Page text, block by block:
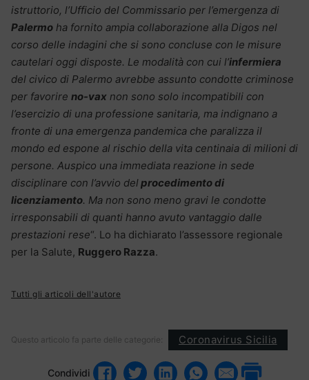
istruttorio, l’Ufficio del Commissario per l’emergenza di
Palermo ha fornito ampia collaborazione alla Digos nel
corso delle indagini che si sono concluse con le misure
cautelari oggi disposte. Le modalità con cui l’infermiera
del civico di Palermo avrebbe assunto condotte criminose
per favorire no-vax non sono solo incompatibili con
l’esercizio di una professione sanitaria, ma indignano a
fronte di una emergenza pandemica che paralizza il
mondo ed espone al rischio della vita centinaia di milioni di
persone. Auspico una immediata reazione in sede
disciplinare con l’avvio delprocedimento di
licenziamento. Ma non sono meno gravi le condotte
irresponsabili di quanti hanno avuto vantaggio dalle
prestazioni rese“. Lo ha dichiarato l’assessore regionale
per la Salute, Ruggero Razza.
Tutti gli articoli dell'autore
Questo articolo fa parte delle categorie: Coronavirus Sicilia
Condividi